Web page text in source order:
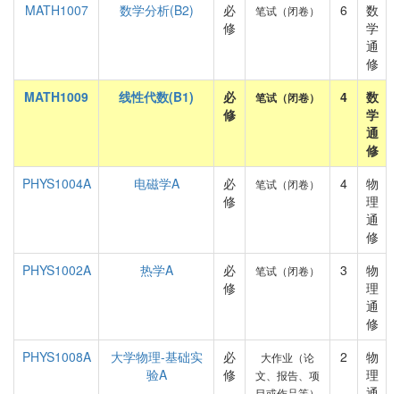
MATH1007
数学分析(B2)
必
修
笔试（闭卷） 6
数
学
通
修
MATH1009
线性代数(B1)
必
修
笔试（闭卷） 4
数
学
通
修
PHYS1004A
电磁学A
必
修
笔试（闭卷） 4
物
理
通
修
PHYS1002A
热学A
必
修
笔试（闭卷） 3
物
理
通
修
PHYS1008A
大学物理-基础实
验A
必
修
大作业（论
文、报告、项
2
物
理